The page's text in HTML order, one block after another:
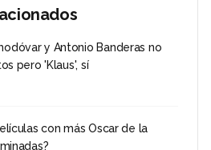
y Antonio Banderas no
pero 'Klaus', sí
con más Oscar de la